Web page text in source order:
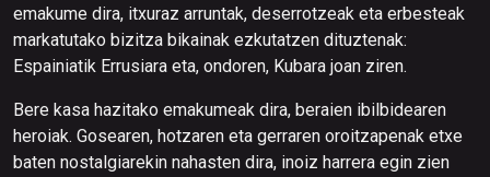
emakume dira, itxuraz arruntak, deserrotzeak eta erbesteak
markatutako bizitza bikainak ezkutatzen dituztenak:
Espainiatik Errusiara eta, ondoren, Kubara joan ziren.
Bere kasa hazitako emakumeak dira, beraien ibilbidearen
heroiak. Gosearen, hotzaren eta gerraren oroitzapenak etxe
baten nostalgiarekin nahasten dira, inoiz harrera egin zien